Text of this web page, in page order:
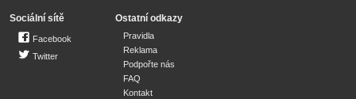
Sociální sítě
Facebook
Twitter
Ostatní odkazy
Pravidla
Reklama
Podpořte nás
FAQ
Kontakt